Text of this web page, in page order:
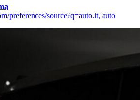
preferences/source?q=auto.it, auto